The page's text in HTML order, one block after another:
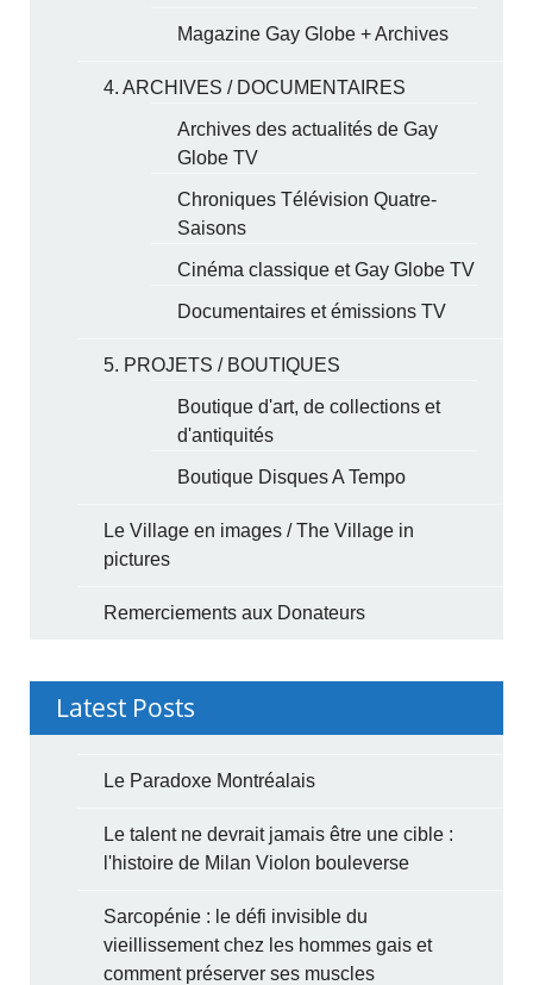
Magazine Gay Globe + Archives
4. ARCHIVES / DOCUMENTAIRES
Archives des actualités de Gay
Globe TV
Chroniques Télévision Quatre-
Saisons
Cinéma classique et Gay Globe TV
Documentaires et émissions TV
5. PROJETS / BOUTIQUES
Boutique d'art, de collections et
d'antiquités
Boutique Disques A Tempo
Le Village en images / The Village in
pictures
Remerciements aux Donateurs
Latest Posts
Le Paradoxe Montréalais
Le talent ne devrait jamais être une cible :
l'histoire de Milan Violon bouleverse
Sarcopénie : le défi invisible du
vieillissement chez les hommes gais et
comment préserver ses muscles